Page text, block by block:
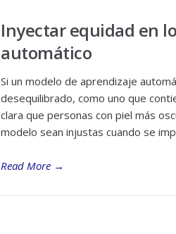
Inyectar equidad en
automático
Si un modelo de aprendizaje
desequilibrado, como uno que
clara que personas con piel más
modelo sean injustas cuando se
Read More →